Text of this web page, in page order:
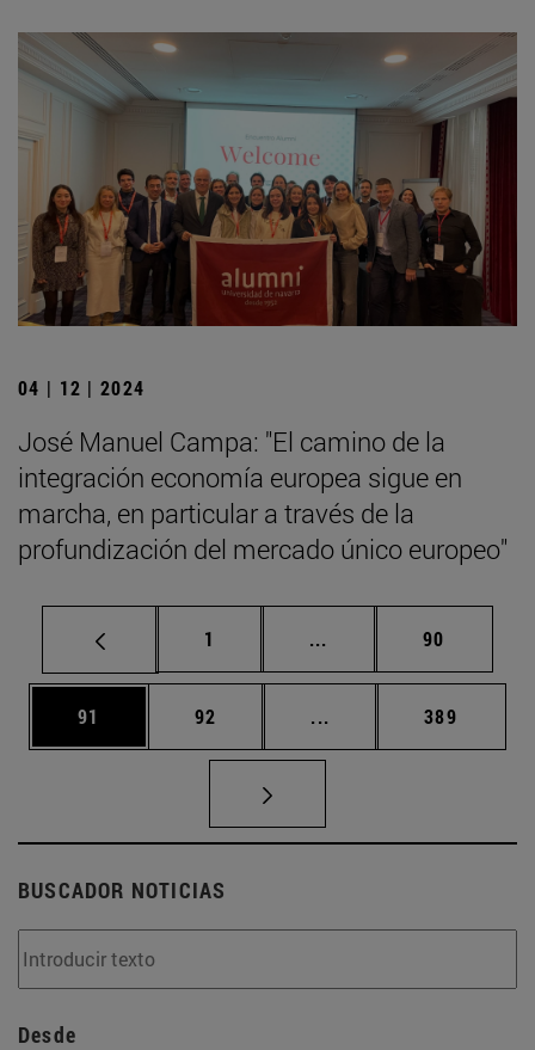
04 | 12 | 2024
José Manuel Campa: "El camino de la
integración economía europea sigue en
marcha, en particular a través de la
profundización del mercado único europeo"
Página
1 ... Páginas intermedias
Página
90
Página
91 Página
92 ... Páginas intermedias
Página
389
BUSCADOR NOTICIAS
Desde